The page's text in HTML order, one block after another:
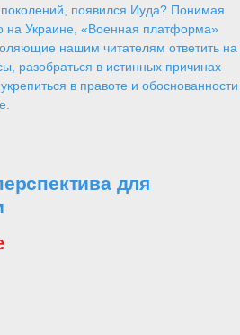
появился Иуда? Понимая
на Украине, «Военная платформа»
нашим читателям ответить на
разобраться в истинных причинах
в правоте и обоснованности
для